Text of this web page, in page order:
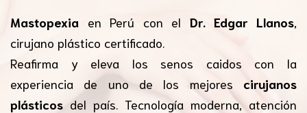
Mastopexia en Perú con el Dr. Edgar Llanos,
cirujano plástico certificado.
Reafirma y eleva los senos caidos con la
experiencia de uno de los mejores cirujanos
plásticos del país. Tecnología moderna, atención